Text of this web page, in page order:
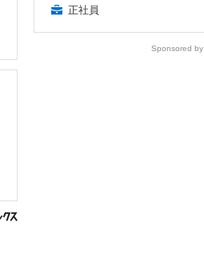
正社員
Sponsored by